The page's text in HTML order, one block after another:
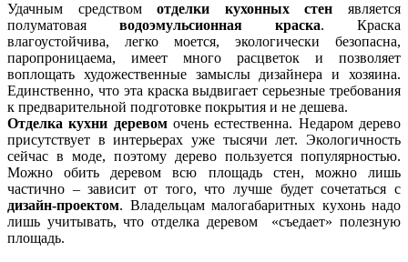
Удачным средствомотделки кухонных стен является
полуматовая водоэмульсионная краска. Краска
влагоустойчива, легко моется, экологически безопасна,
паропроницаема, имеет много расцветок и позволяет
воплощать художественные замыслы дизайнера и хозяина.
Единственно, что эта краска выдвигает серьезные требования
к предварительной подготовке покрытия и не дешева.
Отделка кухни деревомочень естественна. Недаром дерево
присутствует в интерьерах уже тысячи лет. Экологичность
сейчас в моде, поэтому дерево пользуется популярностью.
Можно обить деревом всю площадь стен, можно лишь
частично – зависит от того, что лучше будет сочетаться с
дизайн-проектом. Владельцам малогабаритных кухонь надо
лишь учитывать, что отделка деревом «съедает» полезную
площадь.